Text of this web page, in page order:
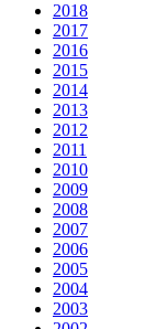
2018
2017
2016
2015
2014
2013
2012
2011
2010
2009
2008
2007
2006
2005
2004
2003